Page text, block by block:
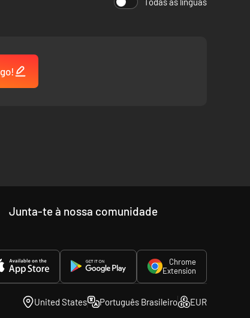
Junta-te à nossa comunidade
Chrome
Extension
United States Português Brasileiro EUR